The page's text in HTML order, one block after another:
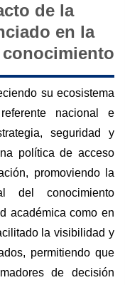
de la
en la
su ecosistema
nacional e
seguridad y
política de acceso
promoviendo la
del conocimiento
académica como en
la visibilidad y
permitiendo que
de decisión